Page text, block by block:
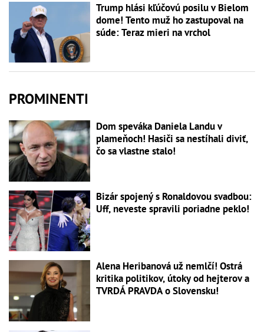
Trump hlási kľúčovú posilu v Bielom
dome! Tento muž ho zastupoval na
súde: Teraz mieri na vrchol
PROMINENTI
Dom speváka Daniela Landu v
plameňoch! Hasiči sa nestíhali diviť,
čo sa vlastne stalo!
Bizár spojený s Ronaldovou svadbou:
Uff, neveste spravili poriadne peklo!
Alena Heribanová už nemlčí! Ostrá
kritika politikov, útoky od hejterov a
TVRDÁ PRAVDA o Slovensku!